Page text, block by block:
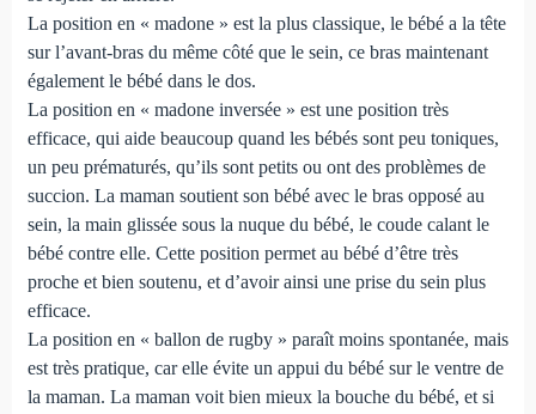
La position en « madone » est la plus classique, le bébé a la tête
sur l’avant-bras du même côté que le sein, ce bras maintenant
également le bébé dans le dos.
La position en « madone inversée » est une position très
efficace, qui aide beaucoup quand les bébés sont peu toniques,
un peu prématurés, qu’ils sont petits ou ont des problèmes de
succion. La maman soutient son bébé avec le bras opposé au
sein, la main glissée sous la nuque du bébé, le coude calant le
bébé contre elle. Cette position permet au bébé d’être très
proche et bien soutenu, et d’avoir ainsi une prise du sein plus
efficace.
La position en « ballon de rugby » paraît moins spontanée, mais
est très pratique, car elle évite un appui du bébé sur le ventre de
la maman. La maman voit bien mieux la bouche du bébé, et si